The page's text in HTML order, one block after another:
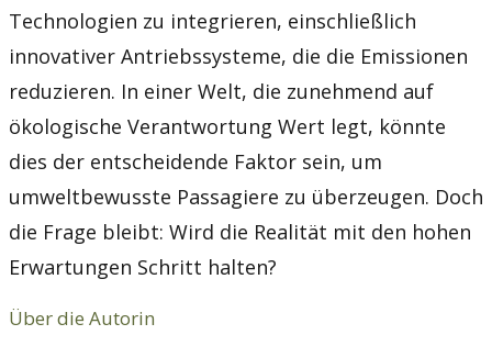
Technologien zu integrieren, einschließlich
innovativer Antriebssysteme, die die Emissionen
reduzieren. In einer Welt, die zunehmend auf
ökologische Verantwortung Wert legt, könnte
dies der entscheidende Faktor sein, um
umweltbewusste Passagiere zu überzeugen. Doch
die Frage bleibt: Wird die Realität mit den hohen
Erwartungen Schritt halten?
Über die Autorin